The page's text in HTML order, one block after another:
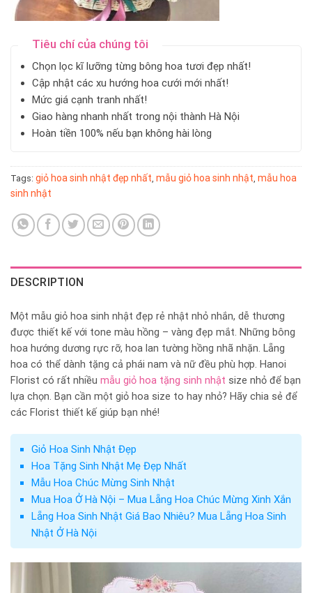
Tiêu chí của chúng tôi
Chọn lọc kĩ lưỡng từng bông hoa tươi đẹp nhất!
Cập nhật các xu hướng hoa cưới mới nhất!
Mức giá cạnh tranh nhất!
Giao hàng nhanh nhất trong nội thành Hà Nội
Hoàn tiền 100% nếu bạn không hài lòng
Tags: giỏ hoa sinh nhật đẹp nhất, mẫu giỏ hoa sinh nhật, mẫu hoa
sinh nhật
DESCRIPTION
Một mẫu giỏ hoa sinh nhật đẹp rẻ nhật nhỏ nhắn, dễ thương
được thiết kế với tone màu hồng – vàng đẹp mắt. Những bông
hoa hướng dương rực rỡ, hoa lan tường hồng nhã nhặn. Lẵng
hoa có thể dành tặng cả phái nam và nữ đều phù hợp. Hanoi
Florist có rất nhiều mẫu giỏ hoa tặng sinh nhật size nhỏ để bạn
lựa chọn. Bạn cần một giỏ hoa size to hay nhỏ? Hãy chia sẻ để
các Florist thiết kế giúp bạn nhé!
Giỏ Hoa Sinh Nhật Đẹp
Hoa Tặng Sinh Nhật Mẹ Đẹp Nhất
Mẫu Hoa Chúc Mừng Sinh Nhật
Mua Hoa Ở Hà Nội – Mua Lẵng Hoa Chúc Mừng Xinh Xắn
Lẵng Hoa Sinh Nhật Giá Bao Nhiêu? Mua Lẵng Hoa Sinh
Nhật Ở Hà Nội